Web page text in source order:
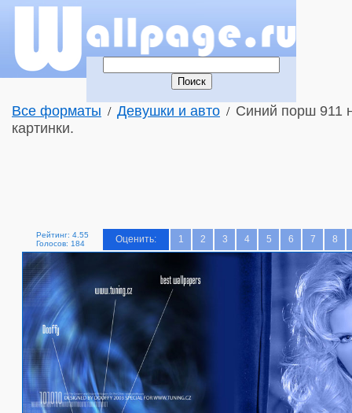
Все форматы / Девушки и авто / Синий порш 911
картинки.
Рейтинг: 4.55
Голосов: 184
Оценить: 1 2 3 4 5 6 7 8